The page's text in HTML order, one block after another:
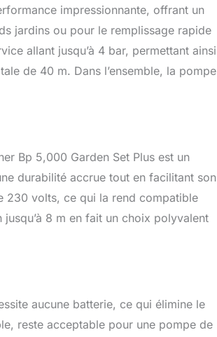
impressionnante, offrant un
jardins ou pour le remplissage rapide
allant jusqu’à 4 bar, permettant ainsi
de 40 m. Dans l’ensemble, la pompe
Bp 5,000 Garden Set Plus est un
durabilité accrue tout en facilitant son
230 volts, ce qui la rend compatible
8 m en fait un choix polyvalent
aucune batterie, ce qui élimine le
reste acceptable pour une pompe de